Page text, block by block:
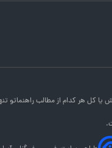
راهنماتو